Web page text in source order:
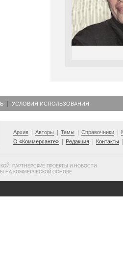
УСЛОВИЯ ИСПОЛЬЗОВАНИЯ
Архив Авторы Темы Справочники
О «Коммерсанте»
Редакция Контакты
ПАРТНЕРСКИЕ ПРОЕКТЫ И НОВОСТИ
НА КОММЕРЧЕСКОЙ ОСНОВЕ